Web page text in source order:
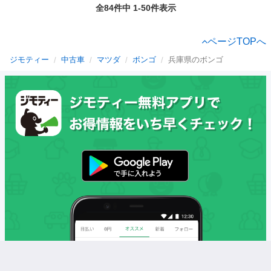
全84件中 1-50件表示
ページTOPへ
ジモティー 中古車 マツダ ボンゴ 兵庫県のボンゴ